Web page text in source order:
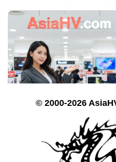
© 2000-2026